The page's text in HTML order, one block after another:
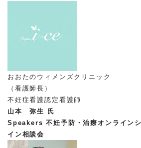
おおたのウィメンズクリニック
（看護師長）
不妊症看護認定看護師
山本 弥生 氏
Speakers 不妊予防・治療オンライン
イン相談会